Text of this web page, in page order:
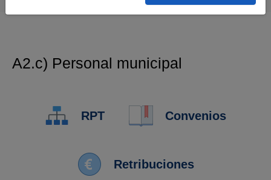
A2.c) Personal municipal
RPT Convenios
Retribuciones